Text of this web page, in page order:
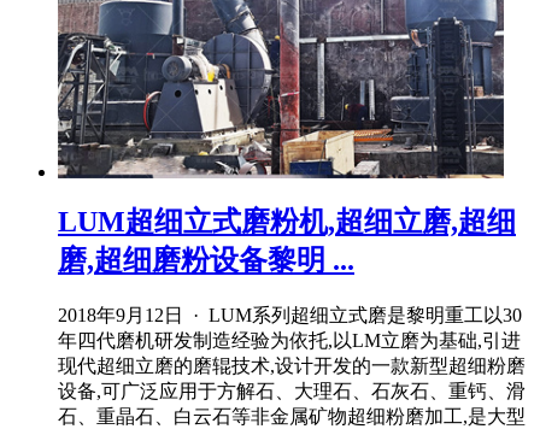
LUM超细立式磨粉机,超细立磨,超细
磨,超细磨粉设备黎明 ...
2018年9月12日 · LUM系列超细立式磨是黎明重工以30
年四代磨机研发制造经验为依托,以LM立磨为基础,引进
现代超细立磨的磨辊技术,设计开发的一款新型超细粉磨
设备,可广泛应用于方解石、大理石、石灰石、重钙、滑
石、重晶石、白云石等非金属矿物超细粉磨加工,是大型